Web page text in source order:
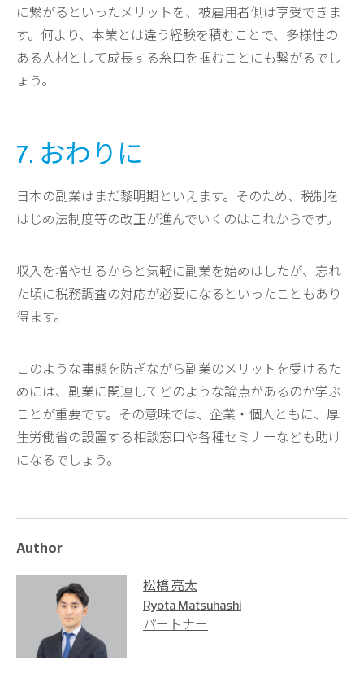
に繋がるといったメリットを、被雇用者側は享受できま
す。何より、本業とは違う経験を積むことで、多様性の
ある人材として成長する糸口を掴むことにも繋がるでし
ょう。
7. おわりに
日本の副業はまだ黎明期といえます。そのため、税制を
はじめ法制度等の改正が進んでいくのはこれからです。
収入を増やせるからと気軽に副業を始めはしたが、忘れ
た頃に税務調査の対応が必要になるといったこともあり
得ます。
このような事態を防ぎながら副業のメリットを受けるた
めには、副業に関連してどのような論点があるのか学ぶ
ことが重要です。その意味では、企業・個人ともに、厚
生労働省の設置する相談窓口や各種セミナーなども助け
になるでしょう。
Author
松橋 亮太
Ryota Matsuhashi
パートナー